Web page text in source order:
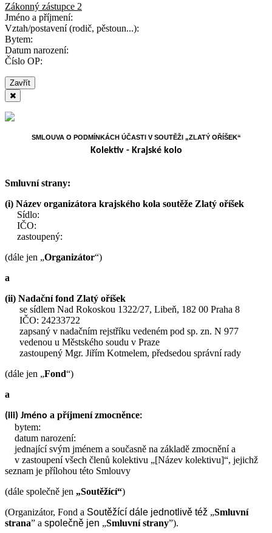
Zákonný zástupce 2
Jméno a příjmení:
Vztah/postavení (rodič, pěstoun...):
Bytem:
Datum narození:
Číslo OP:
Zavřít
SMLOUVA O PODMÍNKÁCH ÚČASTI V SOUTĚŽI „ZLATÝ OŘÍŠEK“
Kolektiv - Krajské kolo
Smluvní strany:
(i) Název organizátora krajského kola soutěže Zlatý oříšek
Sídlo:
IČO:
zastoupený:
(dále jen „Organizátor“)
a
(ii) Nadační fond Zlatý oříšek
se sídlem Nad Rokoskou 1322/27, Libeň, 182 00 Praha 8
IČO: 24233722
zapsaný v nadačním rejstříku vedeném pod sp. zn. N 977
vedenou u Městského soudu v Praze
zastoupený Mgr. Jiřím Kotmelem, předsedou správní rady
(dále jen „Fond“)
a
(iii) Jméno a příjmení zmocněnce:
bytem:
datum narození:
jednající svým jménem a současně na základě zmocnění a
v zastoupení všech členů kolektivu „[Název kolektivu]“, jejichž
seznam je přílohou této Smlouvy
(dále společně jen „Soutěžící“)
(Organizátor, Fond a Soutěžící dále jednotlivě též „Smluvní
strana” a společně jen „Smluvní strany”).